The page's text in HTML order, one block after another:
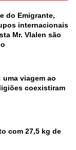
do Emigrante,
internacionais
Mr. Vlalen são
uma viagem ao
coexistiram
com 27,5 kg de